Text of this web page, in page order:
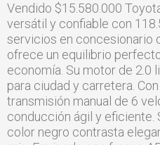
Vendido $15.580.000
versátil y confiable con
servicios en concesionario
ofrece un equilibrio
economía. Su motor de 2.0
para ciudad y carretera.
transmisión manual de 6
conducción ágil y eficiente.
color negro contrasta